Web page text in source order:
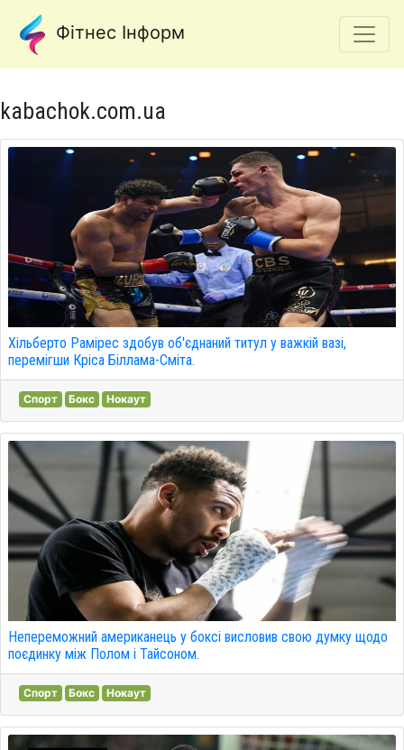
Фітнес Інформ
kabachok.com.ua
Хільберто Рамірес здобув об'єднаний титул у важкій вазі,
перемігши Кріса Біллама-Сміта.
Спорт Бокс Нокаут
Непереможний американець у боксі висловив свою думку щодо
поєдинку між Полом і Тайсоном.
Спорт Бокс Нокаут